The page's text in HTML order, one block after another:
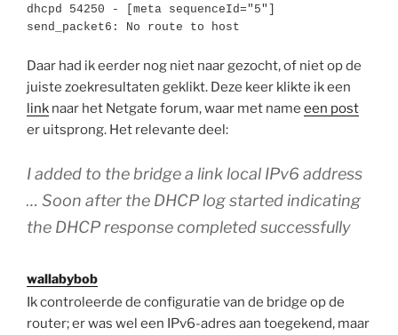
dhcpd 54250 - [meta sequenceId="5"]
send_packet6: No route to host
Daar had ik eerder nog niet naar gezocht, of niet op de
juiste zoekresultaten geklikt. Deze keer klikte ik een
link naar het Netgate forum, waar met name een post
er uitsprong. Het relevante deel:
I added to the bridge a link local IPv6 address
… Soon after the DHCP log started indicating
the DHCP response completed successfully
wallabybob
Ik controleerde de configuratie van de bridge op de
router; er was wel een IPv6-adres aan toegekend, maar